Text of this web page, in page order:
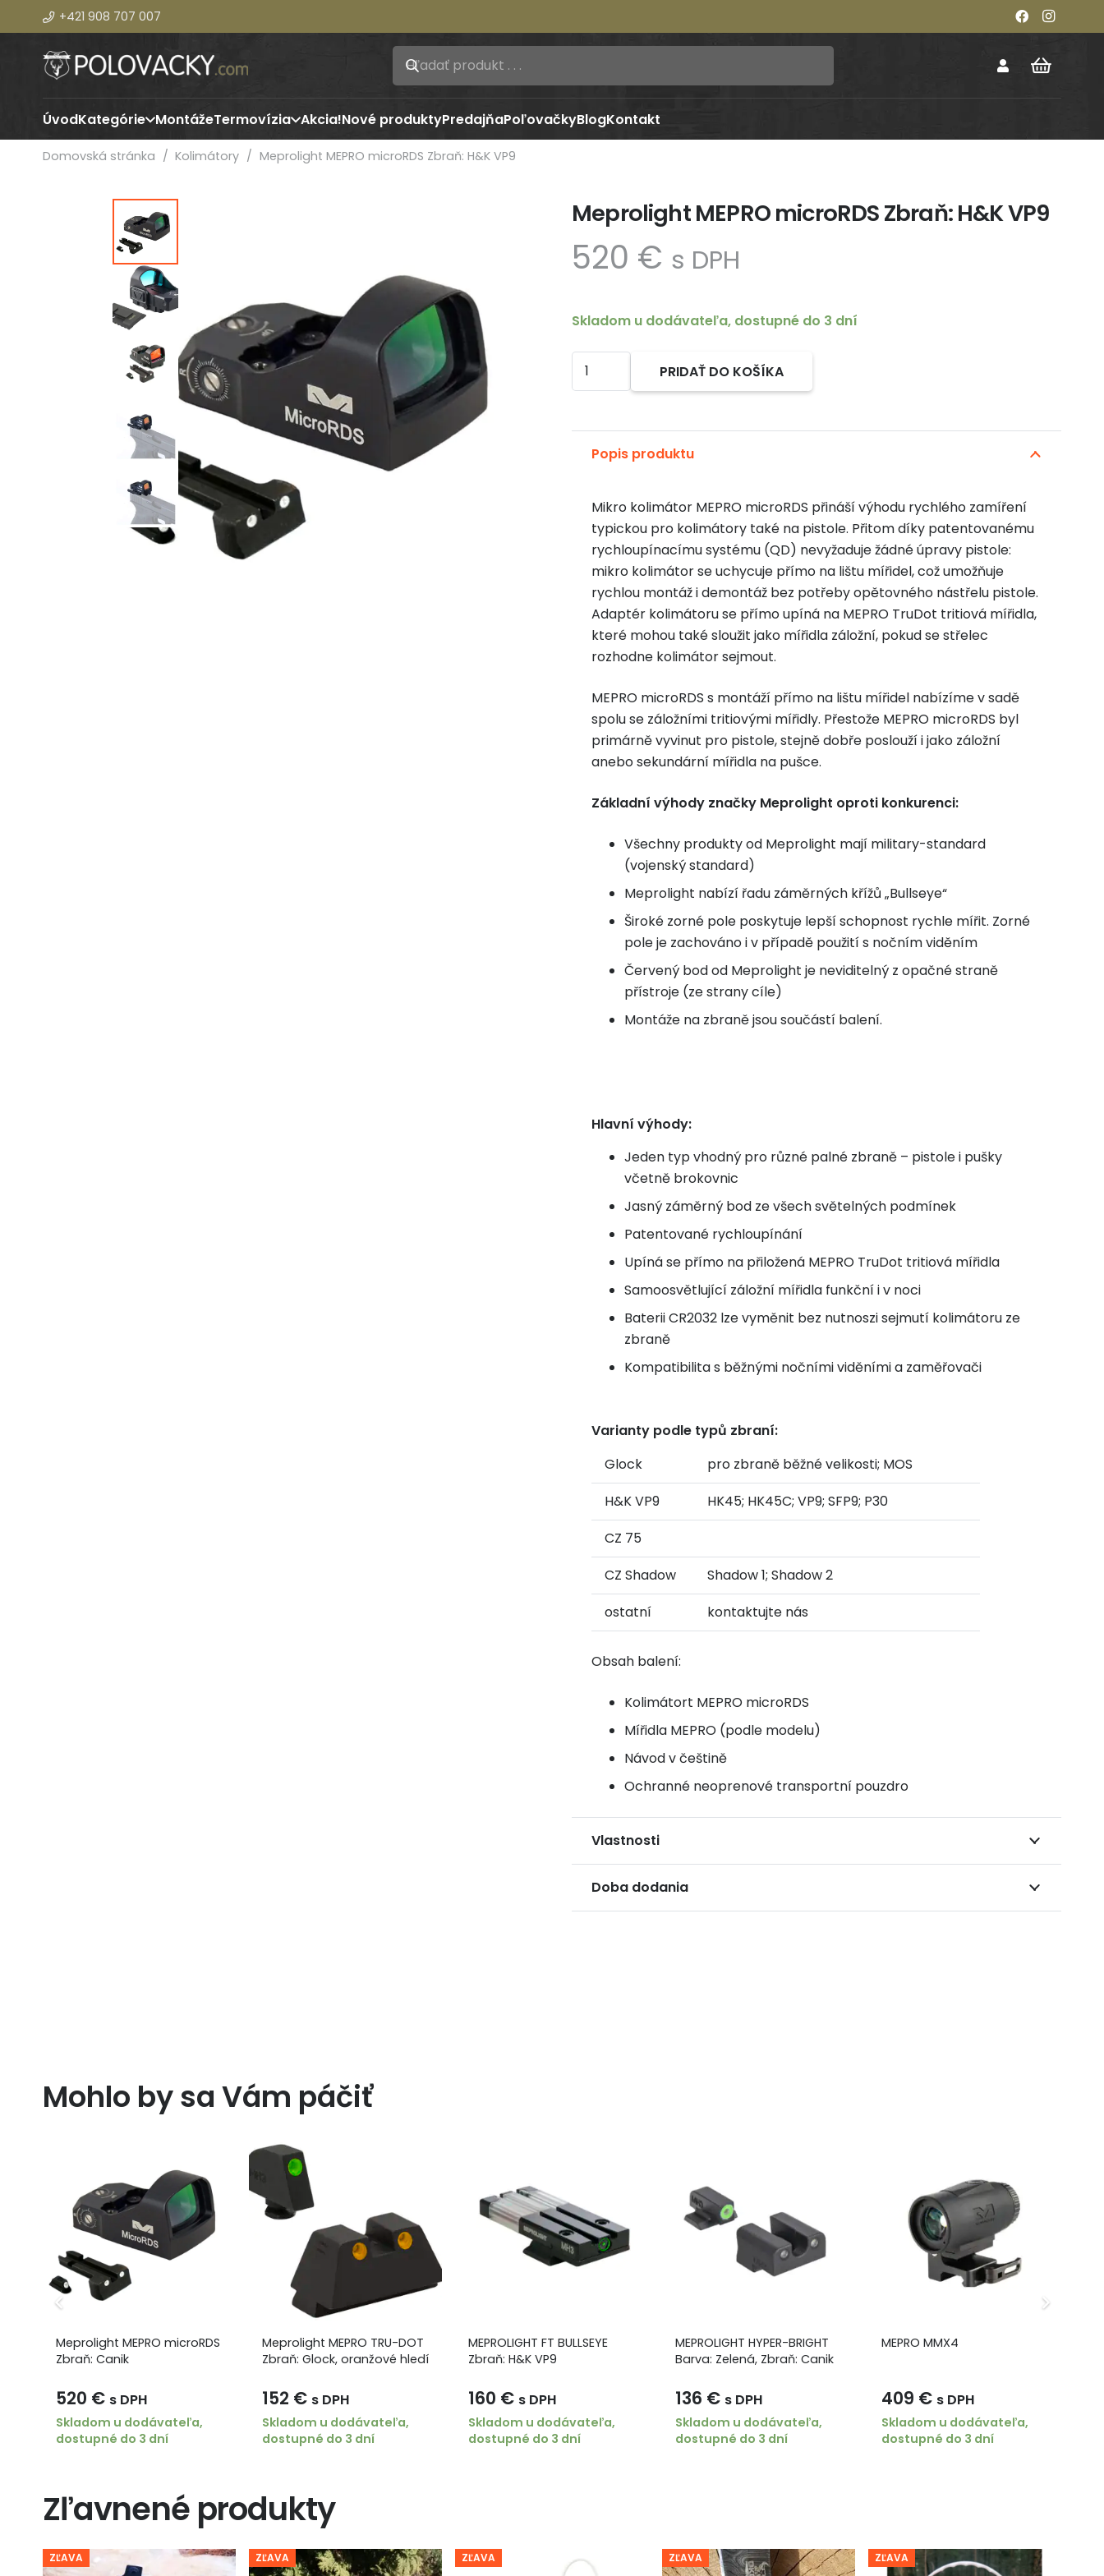
+421 908 707 007
ÚvodKategórie MontážeTermovízia Akcia!Nové produktyPredajňaPoľovačkyBlogKontakt
Domovská stránka / Kolimátory / Meprolight MEPRO microRDS Zbraň: H&K VP9
Meprolight MEPRO microRDS Zbraň: H&K VP9
520 € s DPH
Skladom u dodávateľa, dostupné do 3 dní
množstvo
Zbraň:
PRIDAŤ DO KOŠÍKA
Alternative:
Popis produktu
Mikro kolimátor MEPRO microRDS přináší výhodu rychlého zamíření
typickou pro kolimátory také na pistole. Přitom díky patentovanému
rychloupínacímu systému (QD) nevyžaduje žádné úpravy pistole:
mikro kolimátor se uchycuje přímo na lištu mířidel, což umožňuje
rychlou montáž i demontáž bez potřeby opětovného nástřelu pistole.
Adaptér kolimátoru se přímo upíná na MEPRO TruDot tritiová mířidla,
které mohou také sloužit jako mířidla záložní, pokud se střelec
rozhodne kolimátor sejmout.
MEPRO microRDS s montáží přímo na lištu mířidel nabízíme v sadě
spolu se záložními tritiovými mířidly. Přestože MEPRO microRDS byl
primárně vyvinut pro pistole, stejně dobře poslouží i jako záložní
anebo sekundární mířidla na pušce.
Základní výhody značky Meprolight oproti konkurenci:
Všechny produkty od Meprolight mají military-standard
(vojenský standard)
Meprolight nabízí řadu záměrných křížů „Bullseye“
Široké zorné pole poskytuje lepší schopnost rychle mířit. Zorné
pole je zachováno i v případě použití s nočním viděním
Červený bod od Meprolight je neviditelný z opačné straně
přístroje (ze strany cíle)
Montáže na zbraně jsou součástí balení.
Hlavní výhody:
Jeden typ vhodný pro různé palné zbraně – pistole i pušky
včetně brokovnic
Jasný záměrný bod ze všech světelných podmínek
Patentované rychloupínání
Upíná se přímo na přiložená MEPRO TruDot tritiová mířidla
Samoosvětlující záložní mířidla funkční i v noci
Baterii CR2032 lze vyměnit bez nutnoszi sejmutí kolimátoru ze
zbraně
Kompatibilita s běžnými nočními viděními a zaměřovači
Varianty podle typů zbraní:
Glock
pro zbraně běžné velikosti; MOS
H&K VP9
HK45; HK45C; VP9; SFP9; P30
CZ 75
CZ Shadow
Shadow 1; Shadow 2
ostatní
kontaktujte nás
Obsah balení:
Kolimátort MEPRO microRDS
Mířidla MEPRO (podle modelu)
Návod v češtině
Ochranné neoprenové transportní pouzdro
Vlastnosti
Doba dodania
Mohlo by sa Vám páčiť
Meprolight MEPRO microRDS
Zbraň: Canik
520 € s DPH
Skladom u dodávateľa,
dostupné do 3 dní
Meprolight MEPRO TRU-DOT
Zbraň: Glock, oranžové hledí
152 € s DPH
Skladom u dodávateľa,
dostupné do 3 dní
MEPROLIGHT FT BULLSEYE
Zbraň: H&K VP9
160 € s DPH
Skladom u dodávateľa,
dostupné do 3 dní
MEPROLIGHT HYPER-BRIGHT
Barva: Zelená, Zbraň: Canik
136 € s DPH
Skladom u dodávateľa,
dostupné do 3 dní
MEPRO MMX4
409 € s DPH
Skladom u dodávateľa,
dostupné do 3 dní
Zľavnené produkty
ZĽAVA ZĽAVA ZĽAVA ZĽAVA ZĽAVA